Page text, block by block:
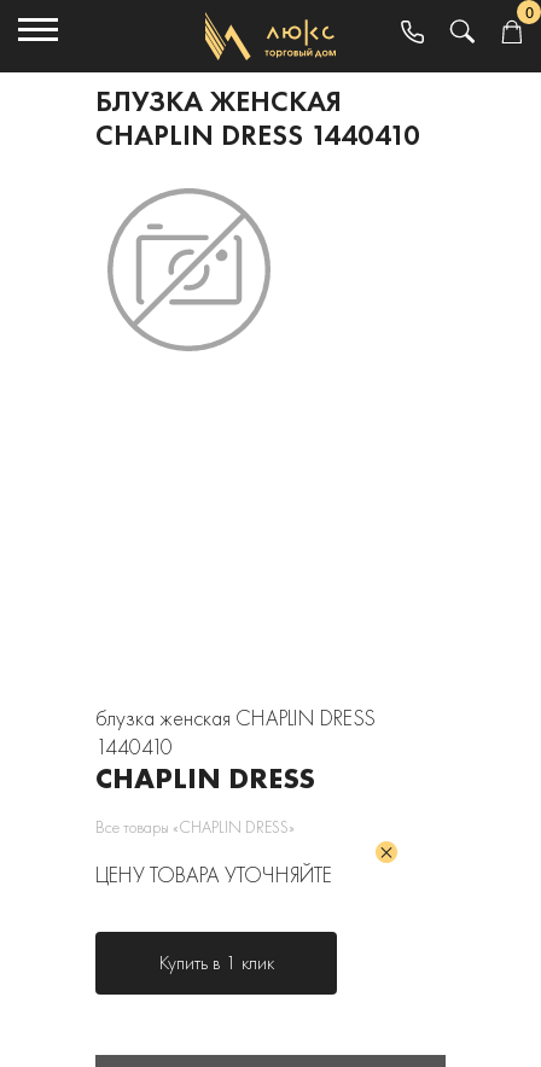
0
БЛУЗКА ЖЕНСКАЯ
CHAPLIN DRESS 1440410
блузка женская CHAPLIN DRESS
1440410
CHAPLIN DRESS
Все товары «CHAPLIN DRESS»
ЦЕНУ ТОВАРА УТОЧНЯЙТЕ
Купить в 1 клик